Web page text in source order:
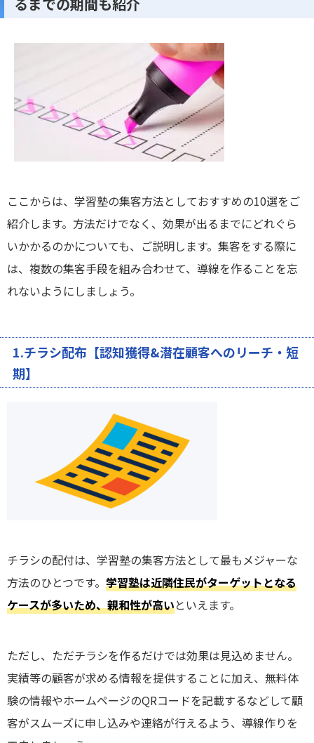
ここからは、学習塾の集客方法としておすすめの10選をご
紹介します。方法だけでなく、効果が出るまでにどれぐら
いかかるのかについても、ご説明します。集客をする際に
は、複数の集客手段を組み合わせて、導線を作ることを忘
れないようにしましょう。
1.チラシ配布【認知獲得&潜在顧客へのリーチ・短
期】
チラシの配付は、学習塾の集客方法として最もメジャーな
方法のひとつです。 学習塾は近隣住民がターゲットとなる
ケースが多いため、親和性が高いといえます。
ただし、ただチラシを作るだけでは効果は見込めません。
実績等の顧客が求める情報を提供することに加え、無料体
験の情報やホームページのQRコードを記載するなどして顧
客がスムーズに申し込みや連絡が行えるよう、導線作りを